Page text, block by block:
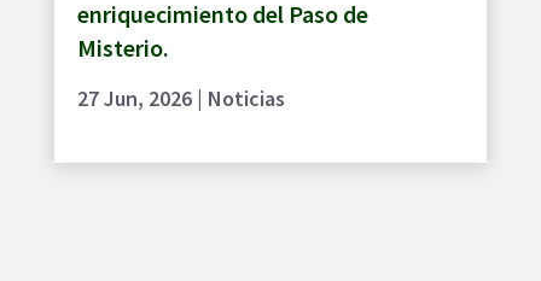
enriquecimiento del Paso de
Misterio.
27 Jun, 2026| Noticias